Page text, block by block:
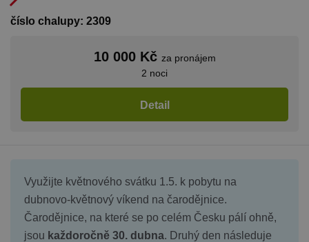
číslo chalupy: 2309
10 000 Kč za pronájem
2 noci
Detail
Využijte květnového svátku 1.5. k pobytu na
dubnovo-květnový víkend na čarodějnice.
Čarodějnice, na které se po celém Česku pálí ohně,
jsou každoročně 30. dubna. Druhý den následuje